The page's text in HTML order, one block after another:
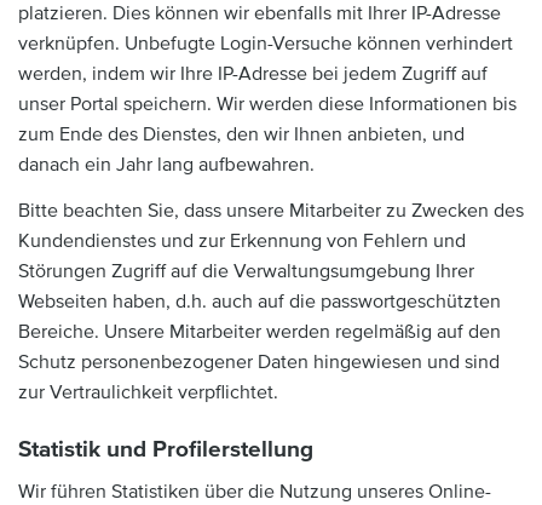
platzieren. Dies können wir ebenfalls mit Ihrer IP-Adresse
verknüpfen. Unbefugte Login-Versuche können verhindert
werden, indem wir Ihre IP-Adresse bei jedem Zugriff auf
unser Portal speichern. Wir werden diese Informationen bis
zum Ende des Dienstes, den wir Ihnen anbieten, und
danach ein Jahr lang aufbewahren.
Bitte beachten Sie, dass unsere Mitarbeiter zu Zwecken des
Kundendienstes und zur Erkennung von Fehlern und
Störungen Zugriff auf die Verwaltungsumgebung Ihrer
Webseiten haben, d.h. auch auf die passwortgeschützten
Bereiche. Unsere Mitarbeiter werden regelmäßig auf den
Schutz personenbezogener Daten hingewiesen und sind
zur Vertraulichkeit verpflichtet.
Statistik und Profilerstellung
Wir führen Statistiken über die Nutzung unseres Online-